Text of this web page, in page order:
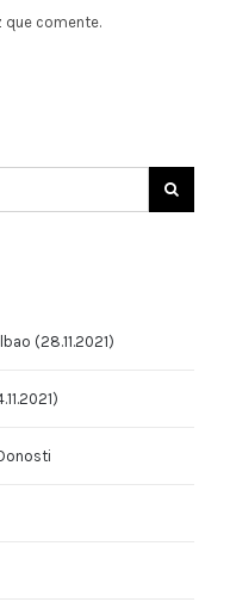
que comente.
(28.11.2021)